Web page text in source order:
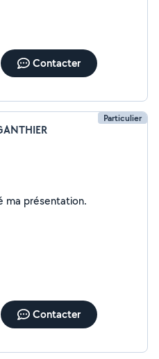
Contacter
Particulier
Je n'ai pas encore renseigné ma présentation.
Contacter